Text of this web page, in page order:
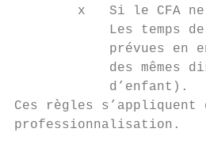
x   Si le CFA
Les temps
prévues en
des mêmes
            d’enfant).
Ces règles
professionnalisation.